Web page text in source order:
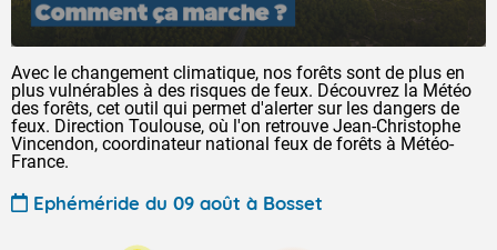
Avec le changement climatique, nos forêts sont de plus en
plus vulnérables à des risques de feux. Découvrez la Météo
des forêts, cet outil qui permet d'alerter sur les dangers de
feux. Direction Toulouse, où l'on retrouve Jean-Christophe
Vincendon, coordinateur national feux de forêts à Météo-
France.
Ephéméride du 09 août à Bosset